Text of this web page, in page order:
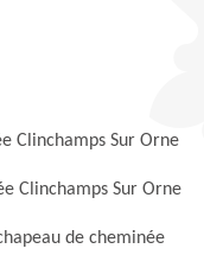
Clinchamps Sur Orne
Clinchamps Sur Orne
de cheminée